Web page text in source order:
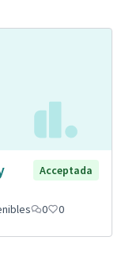
Acceptada
0 0